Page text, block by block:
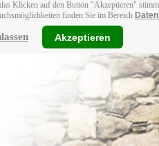
Klicken auf den Button "Akzeptieren"
finden Sie im Bereich
Akzeptieren